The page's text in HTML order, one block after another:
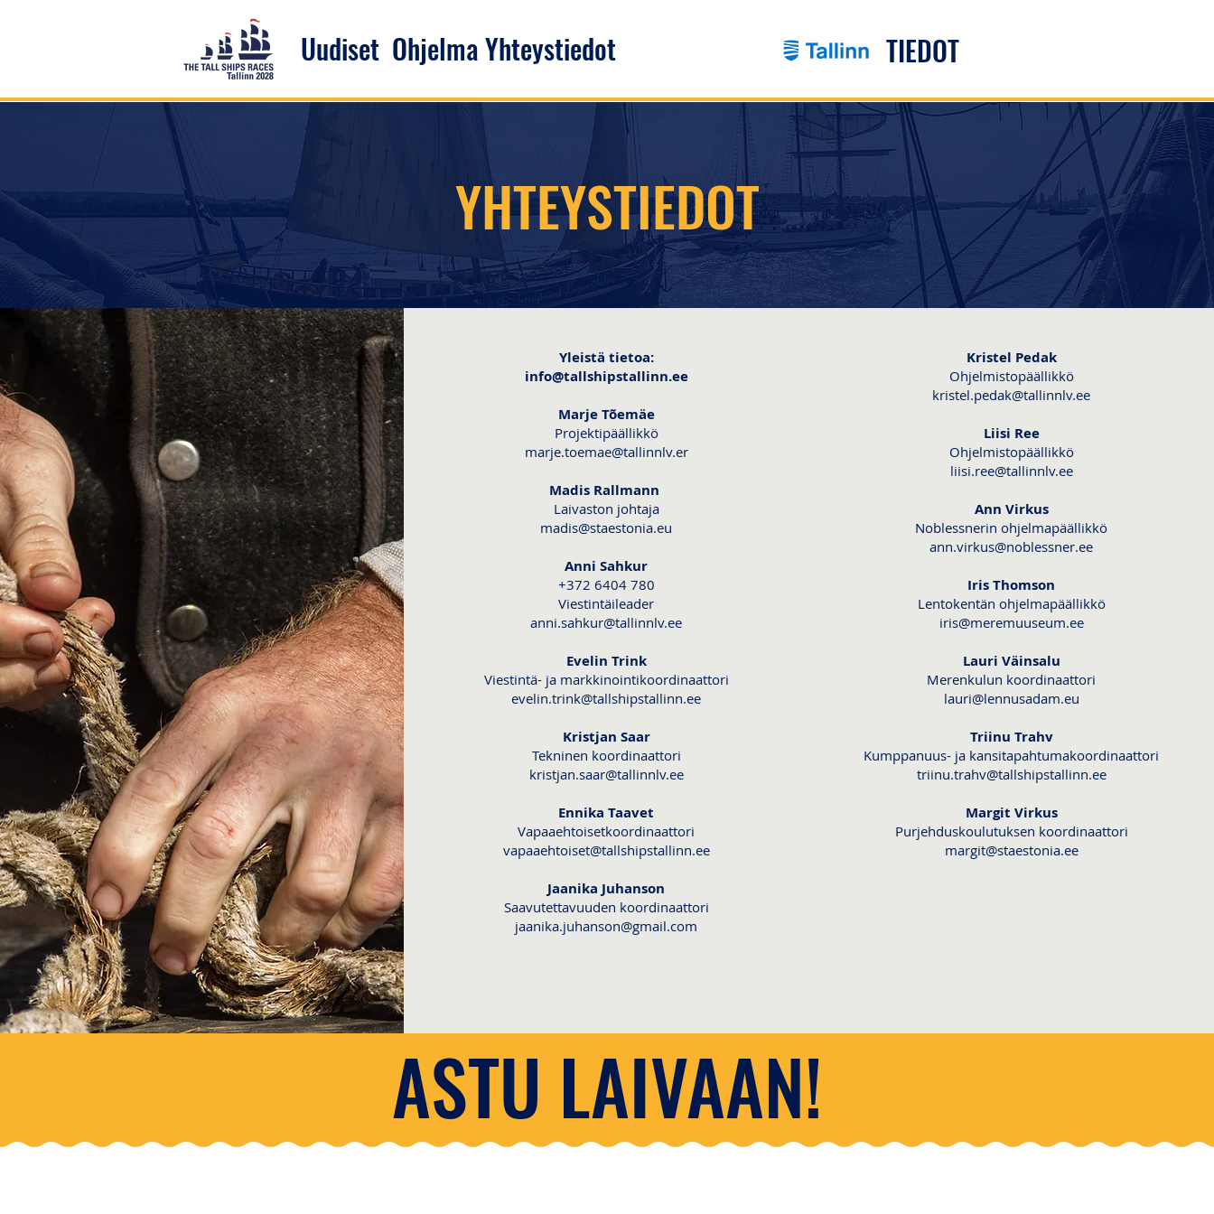
Uudiset OhjelmaYhteystiedot TIEDOT
YHTEYSTIEDOT
​Yleistä tietoa:
info@tallshipstallinn.ee
Marje Tõemäe
Projektipäällikkö
marje.toemae@tallinnlv.er
Madis Rallmann
Laivaston johtaja
madis@staestonia.eu
Anni Sahkur
+372 6404 780
Viestintäileader
anni.sahkur@tallinnlv.ee
Evelin Trink
Viestintä- ja markkinointikoordinaattori
evelin.trink@tallshipstallinn.ee
Kristjan Saar
Tekninen koordinaattori
kristjan.saar@tallinnlv.ee
Ennika Taavet
Vapaaehtoisetkoordinaattori
vapaaehtoiset@tallshipstallinn.ee
Jaanika Juhanson
Saavutettavuuden koordinaattori
jaanika.juhanson@gmail.com
Kristel Pedak
Ohjelmistopäällikkö
kristel.pedak@tallinnlv.ee
Liisi Ree
Ohjelmistopäällikkö
liisi.ree@tallinnlv.ee
Ann Virkus
Noblessnerin ohjelmapäällikkö
ann.virkus@noblessner.ee
Iris Thomson
Lentokentän ohjelmapäällikkö
iris@meremuuseum.ee
Lauri Väinsalu
Merenkulun koordinaattori
lauri@lennusadam.eu
Triinu Trahv
Kumppanuus- ja kansitapahtumakoordinaattori
triinu.trahv@tallshipstallinn.ee
Margit Virkus
Purjehduskoulutuksen koordinaattori
margit@staestonia.ee
ASTU LAIVAAN!